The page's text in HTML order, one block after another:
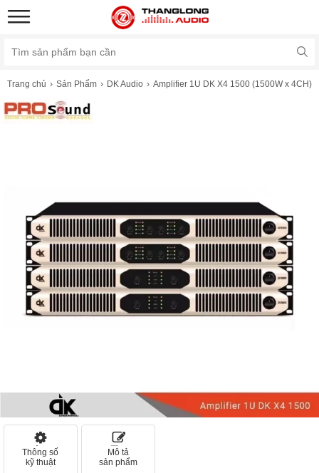
Trang chủ Sản Phẩm DK Audio Amplifier 1U DK X4 1500 (1500W x 4CH)
Thông số
kỹ thuật
Mô tả
sản phẩm